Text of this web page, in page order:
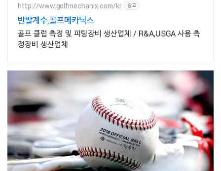
http://www.golfmechanix.com/kr 광고
반발계수,골프메카닉스
골프 클럽 측정 및 피팅장비 생산업체 / R&A,USGA 사용 측
정장비 생산업체